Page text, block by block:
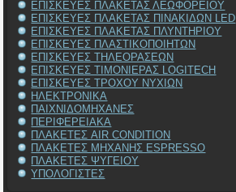
ΕΠΙΣΚΕΥΕΣ ΠΛΑΚΕΤΑΣ ΛΕΩΦΟΡΕΙΟΥ
ΕΠΙΣΚΕΥΕΣ ΠΛΑΚΕΤΑΣ ΠΙΝΑΚΙΔΩΝ LED
ΕΠΙΣΚΕΥΕΣ ΠΛΑΚΕΤΑΣ ΠΛΥΝΤΗΡΙΟΥ
ΕΠΙΣΚΕΥΕΣ ΠΛΑΣΤΙΚΟΠΟΙΗΤΩΝ
ΕΠΙΣΚΕΥΕΣ ΤΗΛΕΟΡΑΣΕΩΝ
ΕΠΙΣΚΕΥΕΣ ΤΙΜΟΝΙΕΡΑΣ LOGITECH
ΕΠΙΣΚΕΥΕΣ ΤΡΟΧΟΥ ΝΥΧΙΩΝ
ΗΛΕΚΤΡΟΝΙΚΑ
ΠΑΙΧΝΙΔΟΜΗΧΑΝΕΣ
ΠΕΡΙΦΕΡΕΙΑΚΑ
ΠΛΑΚΕΤΕΣ AIR CONDITION
ΠΛΑΚΕΤΕΣ ΜΗΧΑΝΗΣ ESPRESSO
ΠΛΑΚΕΤΕΣ ΨΥΓΕΙΟΥ
ΥΠΟΛΟΓΙΣΤΕΣ